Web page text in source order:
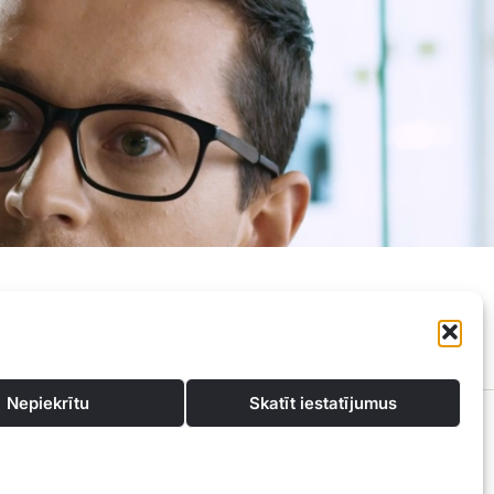
Nepiekrītu Skatīt iestatījumus
konsultācijas un atbalstu, lai atrastu vislabākos finanšu risinājumus, kas